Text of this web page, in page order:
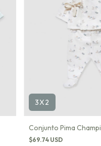
3X2
Conjunto Pima Champi
$69.74 USD